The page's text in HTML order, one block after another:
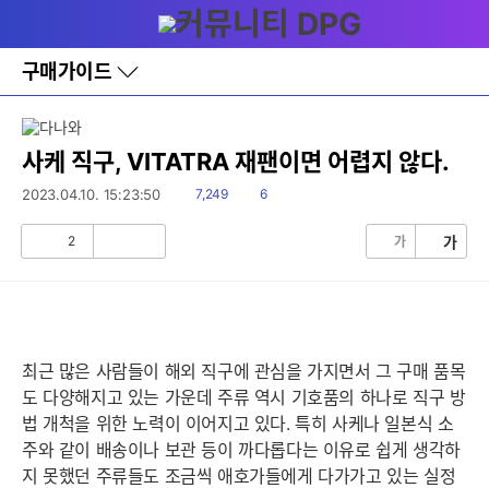
와
홈
구매가이드
바
로
레
이
어
토
사케 직구, VITATRA 재팬이면 어렵지 않다.
2023.04.10. 15:23:50
읽
7,249
댓
6
2 가 가
최근 많은 사람들이 해외 직구에 관심을 가지면서 그 구매 품목
도 다양해지고 있는 가운데 주류 역시 기호품의 하나로 직구 방
법 개척을 위한 노력이 이어지고 있다. 특히 사케나 일본식 소
주와 같이 배송이나 보관 등이 까다롭다는 이유로 쉽게 생각하
지 못했던 주류들도 조금씩 애호가들에게 다가가고 있는 실정
세부정보 열기/접기